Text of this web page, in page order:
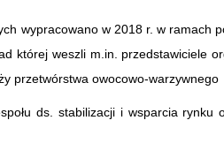
wypracowano w 2018 r. w ramach
której weszli m.in. przedstawiciele
przetwórstwa owocowo-warzywnego
ds. stabilizacji i wsparcia rynku